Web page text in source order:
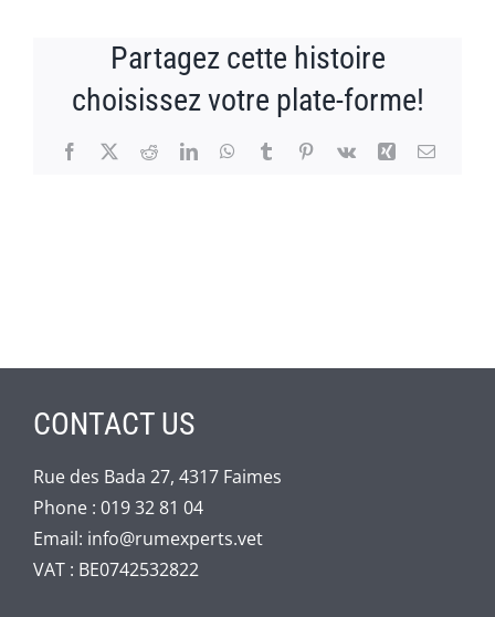
Partagez cette histoire
choisissez votre plate-forme!
Facebook
X RedditLinkedInWhatsApp
TumblrPinterest
Vk Xing Email
CONTACT US
Rue des Bada 27, 4317 Faimes
Phone : 019 32 81 04
Email: info@rumexperts.vet
VAT : BE0742532822